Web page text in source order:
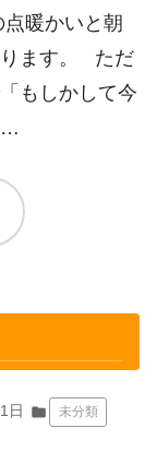
暖かいと朝
ります。 ただ
もしかして今
…
日 folder 未分類